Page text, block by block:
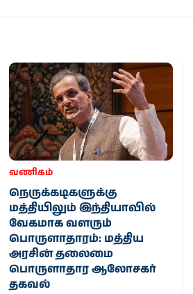
வணிகம்
நெருக்கடிகளுக்கு
மத்தியிலும் இந்தியாவில்
வேகமாக வளரும்
பொருளாதாரம்: மத்திய
அரசின் தலைமை
பொருளாதார ஆலோசகர்
தகவல்